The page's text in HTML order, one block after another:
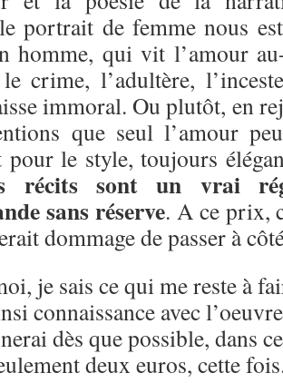
portrait de femme nous
homme, qui vit l’amour
crime, l’adultère,
immoral. Ou plutôt, en
que seul l’amour
le style, toujours
récits sont un vrai
sans réserve. A ce prix,
dommage de passer à
je sais ce qui me reste à
connaissance avec
dès que possible, dans
deux euros, cette